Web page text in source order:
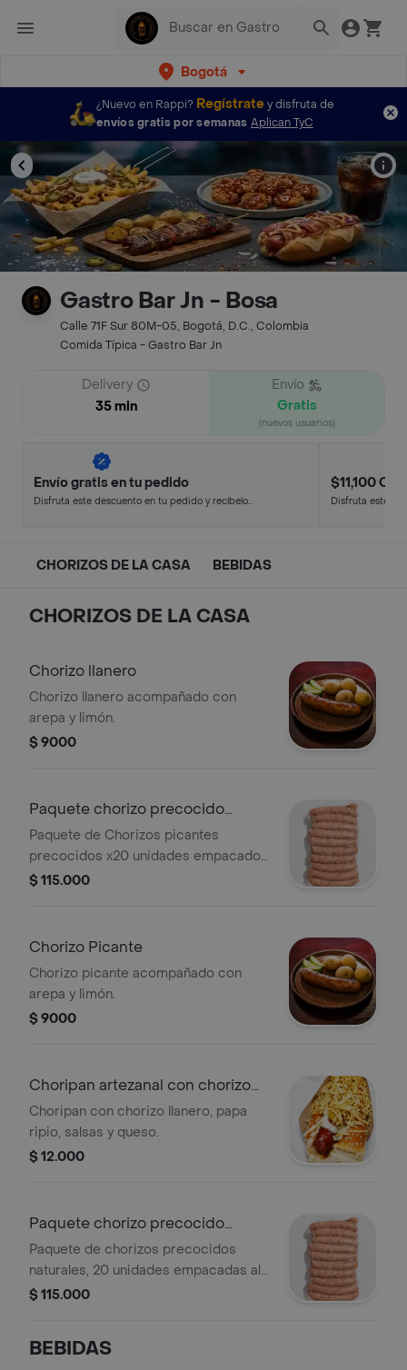
Bogotá
¿Nuevo en Rappi? Regístratey disfruta de
envíos gratis por semanas Aplican TyC
Gastro Bar Jn - Bosa
Calle 71F Sur 80M-05, Bogotá, D.C., Colombia
Comida Típica - Gastro Bar Jn
Delivery
35 min
Envío
Gratis
(nuevos usuarios)
Envío gratis en tu pedido
Disfruta este descuento en tu pedido y recíbelo
$11,100 Off
Disfruta este
CHORIZOS DE LA CASA BEBIDAS
CHORIZOS DE LA CASA
Chorizo llanero
Chorizo llanero acompañado con
arepa y limón.
$ 9000
Paquete chorizo precocido
picantes x 20
Paquete de Chorizos picantes
precocidos x20 unidades empacados
al vacío.
$ 115.000
Chorizo Picante
Chorizo picante acompañado con
arepa y limón.
$ 9000
Choripan artezanal con chorizo
llanero
Choripan con chorizo llanero, papa
ripio, salsas y queso.
$ 12.000
Paquete chorizo precocido
natural x 20
Paquete de chorizos precocidos
naturales, 20 unidades empacadas al
vacío.
$ 115.000
BEBIDAS